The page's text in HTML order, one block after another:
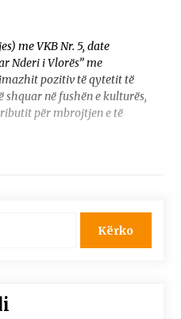
me VKB Nr. 5, date
Nderi i Vlorës” me
pozitiv të qytetit të
në fushën e kulturës,
për mbrojtjen e të